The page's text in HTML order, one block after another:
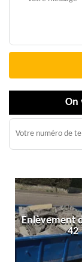
On
Enlèvement
42